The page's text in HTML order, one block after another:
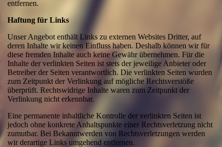
entfernen.
Haftung für Links
Unser Angebot enthält Links zu externen Websites Dritter, auf
deren Inhalte wir keinen Einfluss haben. Deshalb können wir für
diese fremden Inhalte auch keine Gewähr übernehmen. Für die
Inhalte der verlinkten Seiten ist stets der jeweilige Anbieter oder
Betreiber der Seiten verantwortlich. Die verlinkten Seiten wurden
zum Zeitpunkt der Verlinkung auf mögliche Rechtsverstöße
überprüft. Rechtswidrige Inhalte waren zum Zeitpunkt der
Verlinkung nicht erkennbar.
Eine permanente inhaltliche Kontrolle der verlinkten Seiten ist
jedoch ohne konkrete Anhaltspunkte einer Rechtsverletzung nicht
zumutbar. Bei Bekanntwerden von Rechtsverletzungen werden
wir derartige Links umgehend entfernen.